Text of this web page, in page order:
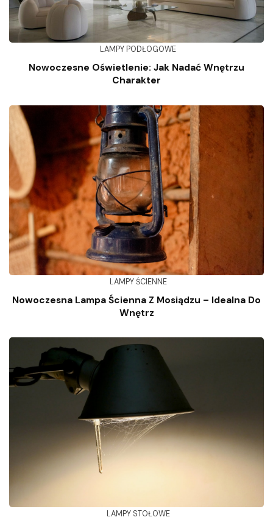
LAMPY PODŁOGOWE
Nowoczesne Oświetlenie: Jak Nadać Wnętrzu
Charakter
LAMPY ŚCIENNE
Nowoczesna Lampa Ścienna Z Mosiądzu – Idealna Do
Wnętrz
LAMPY STOŁOWE